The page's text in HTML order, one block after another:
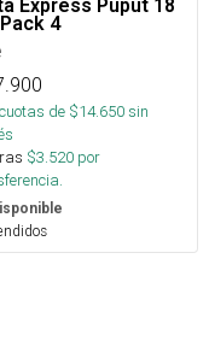
Express Puput 18
4
cuotas de $14.650sin
$3.520 por